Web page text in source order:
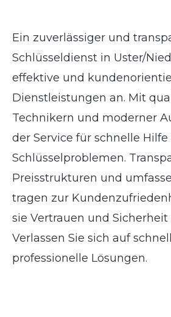
Ein zuverlässiger und
Schlüsseldienst in Uster/
effektive und
Dienstleistungen an. Mit
Technikern und moderner
der Service für schnelle Hilfe
Schlüsselproblemen.
Preisstrukturen und
tragen zur
sie Vertrauen und Sicherheit
Verlassen Sie sich auf
professionelle Lösungen.